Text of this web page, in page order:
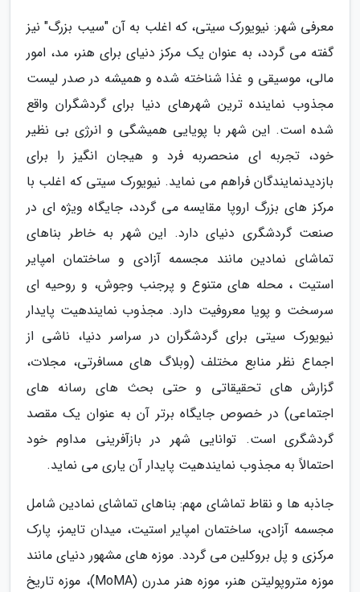
معرفی شهر: نیویورک سیتی، که اغلب به آن "سیب بزرگ" نیز
گفته می گردد، به عنوان یک مرکز دنیای برای هنر، مد، امور
مالی، موسیقی و غذا شناخته شده و همیشه در صدر لیست
مجذوب نماینده ترین شهرهای دنیا برای گردشگران واقع
شده است. این شهر با پویایی همیشگی و انرژی بی نظیر
خود، تجربه ای منحصربه فرد و هیجان انگیز را برای
بازدیدنمایندگان فراهم می نماید. نیویورک سیتی که اغلب با
مرکز های بزرگ اروپا مقایسه می گردد، جایگاه ویژه ای در
صنعت گردشگری دنیای دارد. این شهر به خاطر بناهای
تماشای نمادین مانند مجسمه آزادی و ساختمان امپایر
استیت ، محله های متنوع و پرجنب وجوش، و روحیه ای
سرسخت و پویا معروفیت دارد. مجذوب نمایندهیت پایدار
نیویورک سیتی برای گردشگران در سراسر دنیا، ناشی از
اجماع نظر منابع مختلف (وبلاگ های مسافرتی، مجلات،
گزارش های تحقیقاتی و حتی بحث های رسانه های
اجتماعی) در خصوص جایگاه برتر آن به عنوان یک مقصد
گردشگری است. توانایی شهر در بازآفرینی مداوم خود
احتمالاً به مجذوب نمایندهیت پایدار آن یاری می نماید.
جاذبه ها و نقاط تماشای مهم: بناهای تماشای نمادین شامل
مجسمه آزادی، ساختمان امپایر استیت، میدان تایمز، پارک
مرکزی و پل بروکلین می گردد. موزه های مشهور دنیای مانند
موزه متروپولیتن هنر، موزه هنر مدرن (MoMA)، موزه تاریخ